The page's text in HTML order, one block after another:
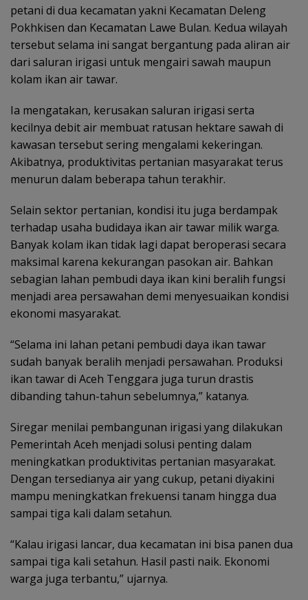
petani di dua kecamatan yakni Kecamatan Deleng
Pokhkisen dan Kecamatan Lawe Bulan. Kedua wilayah
tersebut selama ini sangat bergantung pada aliran air
dari saluran irigasi untuk mengairi sawah maupun
kolam ikan air tawar.
Ia mengatakan, kerusakan saluran irigasi serta
kecilnya debit air membuat ratusan hektare sawah di
kawasan tersebut sering mengalami kekeringan.
Akibatnya, produktivitas pertanian masyarakat terus
menurun dalam beberapa tahun terakhir.
Selain sektor pertanian, kondisi itu juga berdampak
terhadap usaha budidaya ikan air tawar milik warga.
Banyak kolam ikan tidak lagi dapat beroperasi secara
maksimal karena kekurangan pasokan air. Bahkan
sebagian lahan pembudi daya ikan kini beralih fungsi
menjadi area persawahan demi menyesuaikan kondisi
ekonomi masyarakat.
“Selama ini lahan petani pembudi daya ikan tawar
sudah banyak beralih menjadi persawahan. Produksi
ikan tawar di Aceh Tenggara juga turun drastis
dibanding tahun-tahun sebelumnya,” katanya.
Siregar menilai pembangunan irigasi yang dilakukan
Pemerintah Aceh menjadi solusi penting dalam
meningkatkan produktivitas pertanian masyarakat.
Dengan tersedianya air yang cukup, petani diyakini
mampu meningkatkan frekuensi tanam hingga dua
sampai tiga kali dalam setahun.
“Kalau irigasi lancar, dua kecamatan ini bisa panen dua
sampai tiga kali setahun. Hasil pasti naik. Ekonomi
warga juga terbantu,” ujarnya.